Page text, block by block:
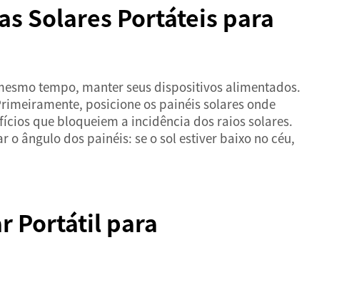
Solares Portáteis para
tempo, manter seus dispositivos alimentados.
posicione os painéis solares onde
que bloqueiem a incidência dos raios solares.
ângulo dos painéis: se o sol estiver baixo no céu,
Portátil para